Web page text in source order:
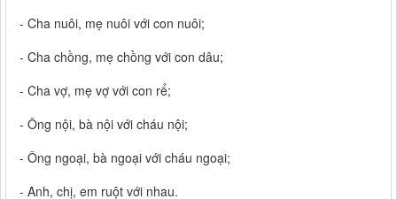
- Cha nuôi, mẹ nuôi với con nuôi;
- Cha chồng, mẹ chồng với con dâu;
- Cha vợ, mẹ vợ với con rể;
- Ông nội, bà nội với cháu nội;
- Ông ngoại, bà ngoại với cháu ngoại;
- Anh, chị, em ruột với nhau.